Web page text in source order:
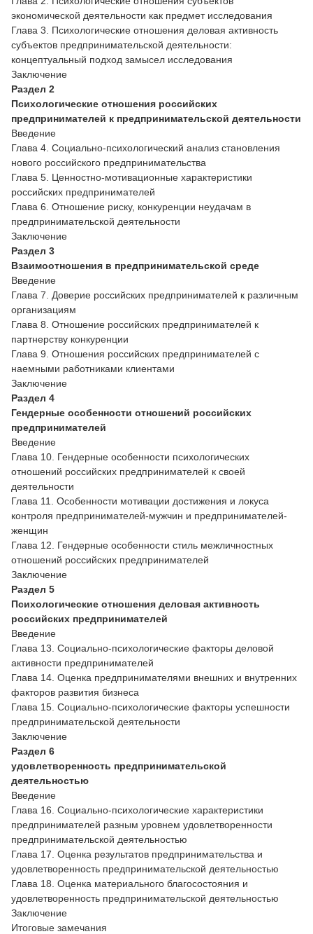
экономической деятельности как предмет исследования
Глава 3. Психологические отношения деловая активность
субъектов предпринимательской деятельности:
концептуальный подход замысел исследования
Заключение
Раздел 2
Психологические отношения российских
предпринимателей к предпринимательской деятельности
Введение
Глава 4. Социально-психологический анализ становления
нового российского предпринимательства
Глава 5. Ценностно-мотивационные характеристики
российских предпринимателей
Глава 6. Отношение риску, конкуренции неудачам в
предпринимательской деятельности
Заключение
Раздел 3
Взаимоотношения в предпринимательской среде
Введение
Глава 7. Доверие российских предпринимателей к различным
организациям
Глава 8. Отношение российских предпринимателей к
партнерству конкуренции
Глава 9. Отношения российских предпринимателей с
наемными работниками клиентами
Заключение
Раздел 4
Гендерные особенности отношений российских
предпринимателей
Введение
Глава 10. Гендерные особенности психологических
отношений российских предпринимателей к своей
деятельности
Глава 11. Особенности мотивации достижения и локуса
контроля предпринимателей-мужчин и предпринимателей-
женщин
Глава 12. Гендерные особенности стиль межличностных
отношений российских предпринимателей
Заключение
Раздел 5
Психологические отношения деловая активность
российских предпринимателей
Введение
Глава 13. Социально-психологические факторы деловой
активности предпринимателей
Глава 14. Оценка предпринимателями внешних и внутренних
факторов развития бизнеса
Глава 15. Социально-психологические факторы успешности
предпринимательской деятельности
Заключение
Раздел 6
удовлетворенность предпринимательской
деятельностью
Введение
Глава 16. Социально-психологические характеристики
предпринимателей разным уровнем удовлетворенности
предпринимательской деятельностью
Глава 17. Оценка результатов предпринимательства и
удовлетворенность предпринимательской деятельностью
Глава 18. Оценка материального благосостояния и
удовлетворенность предпринимательской деятельностью
Заключение
Итоговые замечания